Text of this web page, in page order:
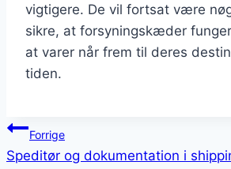
vigtigere. De vil fortsat være
sikre, at forsyningskæder
at varer når frem til deres
tiden.
Indlægsnavigation
Forrige
Speditør og dokumentation i